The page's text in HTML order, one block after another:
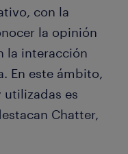
con la
la opinión
la interacción
En este ámbito,
utilizadas es
Chatter,